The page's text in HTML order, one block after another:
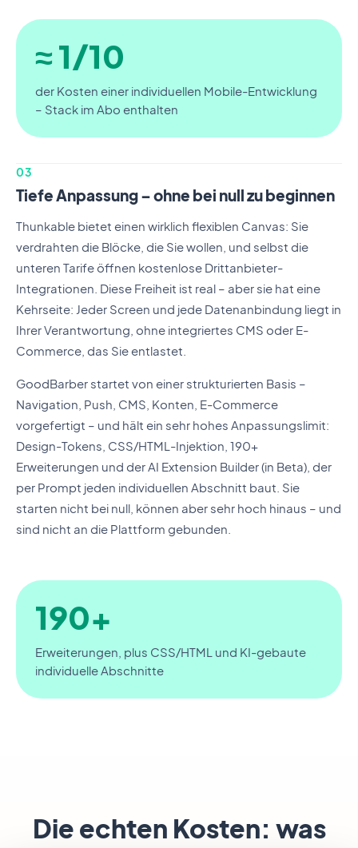
≈ 1/10
der Kosten einer individuellen Mobile-Entwicklung
– Stack im Abo enthalten
03
Tiefe Anpassung – ohne bei null zu beginnen
Thunkable bietet einen wirklich flexiblen Canvas: Sie
verdrahten die Blöcke, die Sie wollen, und selbst die
unteren Tarife öffnen kostenlose Drittanbieter-
Integrationen. Diese Freiheit ist real – aber sie hat eine
Kehrseite: Jeder Screen und jede Datenanbindung liegt in
Ihrer Verantwortung, ohne integriertes CMS oder E-
Commerce, das Sie entlastet.
GoodBarber startet von einer strukturierten Basis –
Navigation, Push, CMS, Konten, E-Commerce
vorgefertigt – und hält ein sehr hohes Anpassungslimit:
Design-Tokens, CSS/HTML-Injektion, 190+
Erweiterungen und der AI Extension Builder (in Beta), der
per Prompt jeden individuellen Abschnitt baut. Sie
starten nicht bei null, können aber sehr hoch hinaus – und
sind nicht an die Plattform gebunden.
190+
Erweiterungen, plus CSS/HTML und KI-gebaute
individuelle Abschnitte
Die echten Kosten: was